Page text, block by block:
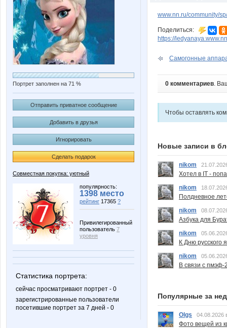
Портрет заполнен на 71 %
Отправить приватное сообщение
Добавить в друзья
Игнорировать
Сделать подарок
Совместная покупка: уютный
популярность:
1398 место
рейтинг 17365 ?
Привилегированный
пользователь 7
уровня
Статистика портрета:
сейчас просматривают портрет - 0
зарегистрированные пользователи
посетившие портрет за 7 дней - 0
www.nn.ru/community/
Поделиться:
https://
Самогонные
0 комментариев.
Чтобы оставлять
Новые записи в
nikom
Хотел в IT -
nikom
Полдневное
nikom
Азбука для
nikom
К Дню русского
nikom
В связи с пмэф-
Популярные за
Olgs 04.08.2026
Фото вещей из